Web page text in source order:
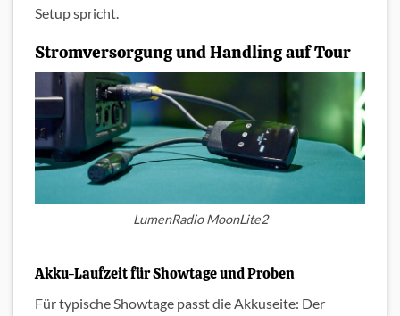
Setup spricht.
Stromversorgung und Handling auf Tour
LumenRadio MoonLite2
Akku-Laufzeit für Showtage und Proben
Für typische Showtage passt die Akkuseite: Der